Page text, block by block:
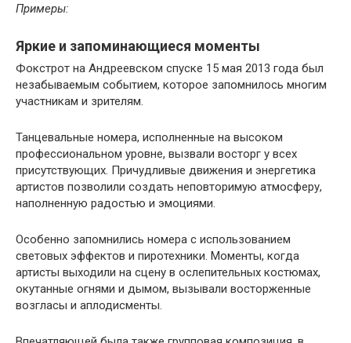
Примеры:
Яркие и запоминающиеся моменты
Фокстрот на Андреевском спуске 15 мая 2013 года был
незабываемым событием, которое запомнилось многим
участникам и зрителям.
Танцевальные номера, исполненные на высоком
профессиональном уровне, вызвали восторг у всех
присутствующих. Причудливые движения и энергетика
артистов позволили создать неповторимую атмосферу,
наполненную радостью и эмоциями.
Особенно запомнились номера с использованием
световых эффектов и пиротехники. Моменты, когда
артисты выходили на сцену в ослепительных костюмах,
окутанные огнями и дымом, вызывали восторженные
возгласы и аплодисменты.